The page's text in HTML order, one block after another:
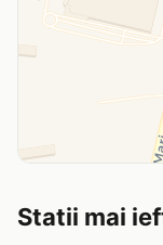
Statii mai